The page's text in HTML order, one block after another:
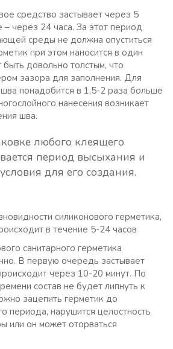
средство застывает через 5
– через 24 часа. За этот период
среды не должна опуститься
при этом наносится в один
довольно толстым, что
зазора для заполнения. Для
понадобится в 1,5-2 раза больше
нанесения возникает
шва.
любого клеящего
период высыхания и
для его создания.
силиконового герметика,
в течение 5-24 часов
санитарного герметика
В первую очередь застывает
через 10-20 минут. По
состав не будет липнуть к
зацепить герметик до
периода, нарушится целостность
или он может оторваться